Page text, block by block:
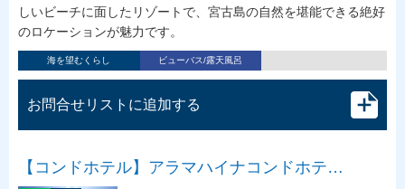
しいビーチに面したリゾートで、宮古島の自然を堪能できる絶好
のロケーションが魅力です。
海を望むくらし ビューバス/露天風呂
お問合せリストに追加する
【コンドホテル】アラマハイナコンドホテ…